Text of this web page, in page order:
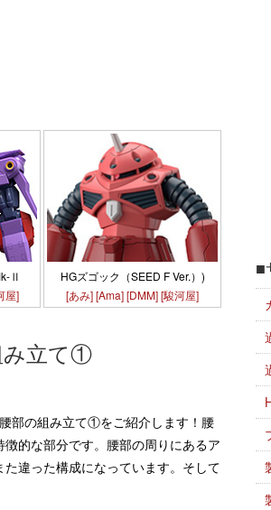
Ⅱ
屋]
HGズゴック（SEED F Ver.）)
[あみ][Ama][DMM][駿河屋]
み立て①
部の組み立て①をご紹介します！腰
的な部分です。腰部の周りにあるア
違った構成になっています。そして
■